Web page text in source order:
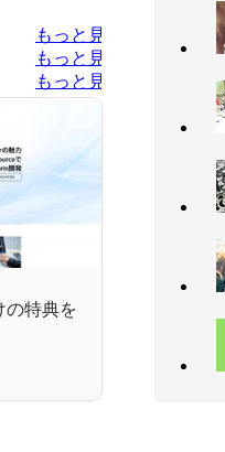
もっと見る
もっと見る
もっと見る
の特典を